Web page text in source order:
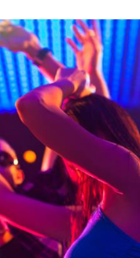
Muzeum & Sztuka